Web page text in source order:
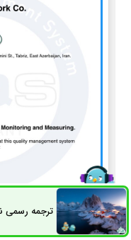
ترجمه رسمیراه های ارتباطی